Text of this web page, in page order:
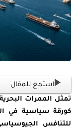
استمع للمقال
تمثل الممرات
كورقة سياسية في
للتنافس